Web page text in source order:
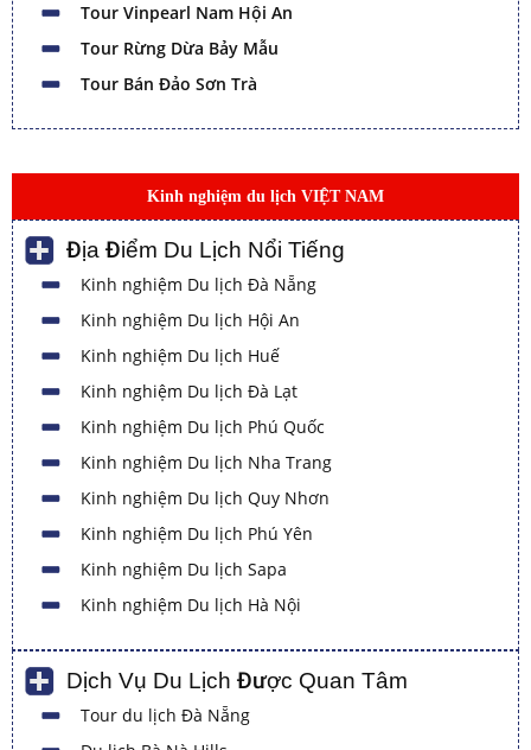
Tour Vinpearl Nam Hội An
Tour Rừng Dừa Bảy Mẫu
Tour Bán Đảo Sơn Trà
Kinh nghiệm du lịch VIỆT NAM
Địa Điểm Du Lịch Nổi Tiếng
Kinh nghiệm Du lịch Đà Nẵng
Kinh nghiệm Du lịch Hội An
Kinh nghiệm Du lịch Huế
Kinh nghiệm Du lịch Đà Lạt
Kinh nghiệm Du lịch Phú Quốc
Kinh nghiệm Du lịch Nha Trang
Kinh nghiệm Du lịch Quy Nhơn
Kinh nghiệm Du lịch Phú Yên
Kinh nghiệm Du lịch Sapa
Kinh nghiệm Du lịch Hà Nội
Dịch Vụ Du Lịch Được Quan Tâm
Tour du lịch Đà Nẵng